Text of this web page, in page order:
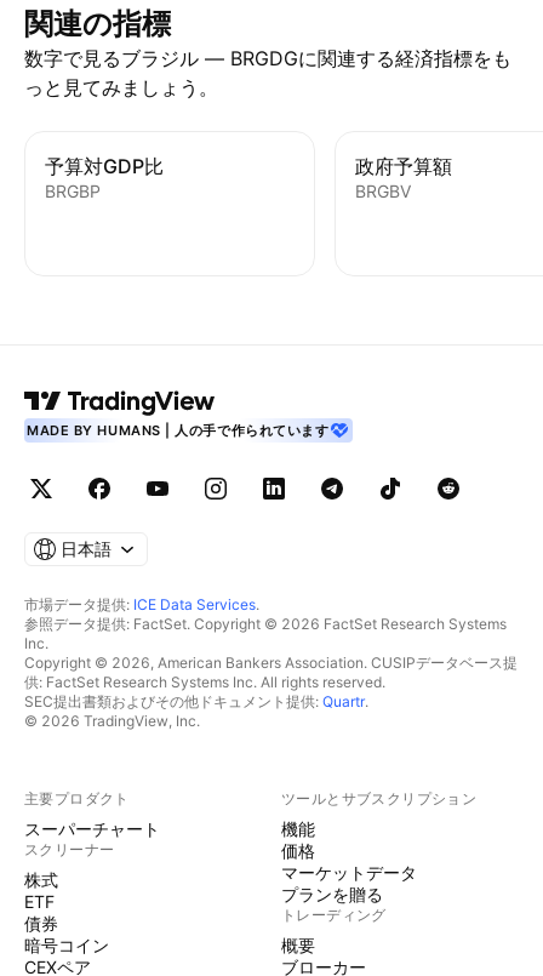
関連の指標
数字で見るブラジル — BRGDGに関連する経済指標をも
っと見てみましょう。
予算対GDP比
BRGBP
政府予算額
BRGBV
MADE BY HUMANS | 人の手で作られています
日本語
市場データ提供: ICE Data Services.
参照データ提供: FactSet. Copyright © 2026 FactSet Research Systems
Inc.
Copyright © 2026, American Bankers Association. CUSIPデータベース提
供: FactSet Research Systems Inc. All rights reserved.
SEC提出書類およびその他ドキュメント提供: Quartr.
© 2026 TradingView, Inc.
主要プロダクト
スーパーチャート
スクリーナー
株式
ETF
債券
暗号コイン
CEXペア
ツールとサブスクリプション
機能
価格
マーケットデータ
プランを贈る
トレーディング
概要
ブローカー